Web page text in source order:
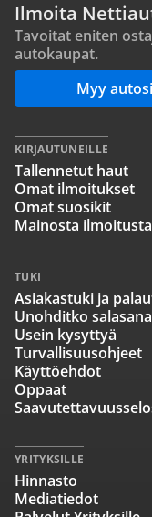
Ilmoita
Tavoitat eniten
autokaupat.
Myy autosi
KIRJAUTUNEILLE
Tallennetut haut
Omat ilmoitukset
Omat suosikit
Mainosta
TUKI
Asiakastuki ja
Unohditko
Usein kysyttyä
Turvallisuusohjeet
Käyttöehdot
Oppaat
YRITYKSILLE
Hinnasto
Mediatiedot